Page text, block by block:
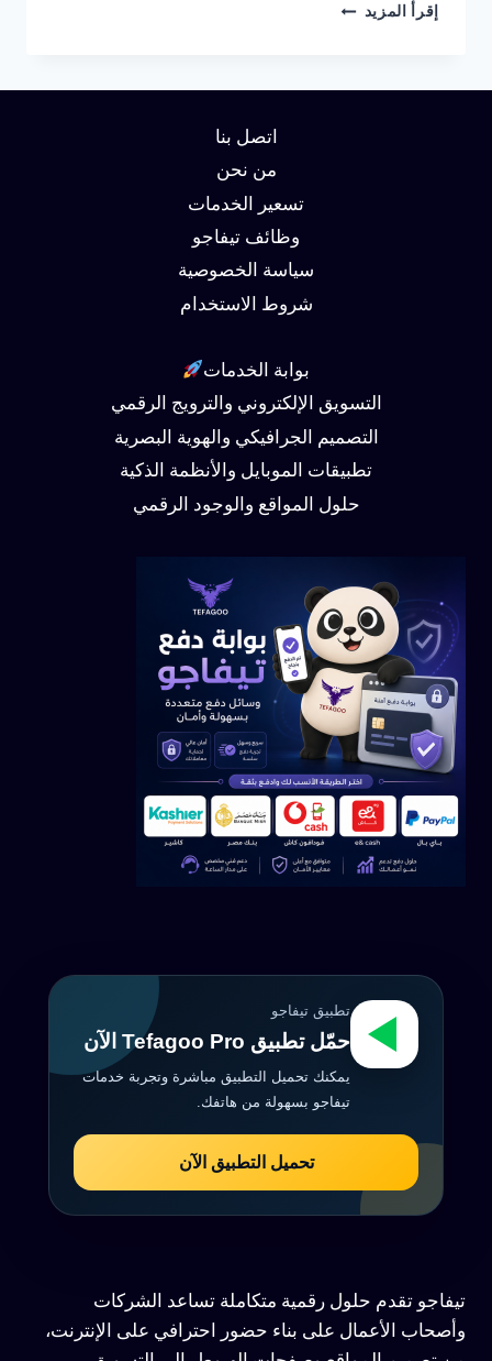
إقرأ المزيد شركة
اتصل بنا
من نحن
تسعير الخدمات
وظائف تيفاجو
سياسة الخصوصية
شروط الاستخدام
بوابة الخدمات
التسويق الإلكتروني والترويج الرقمي
التصميم الجرافيكي والهوية البصرية
تطبيقات الموبايل والأنظمة الذكية
حلول المواقع والوجود الرقمي
تطبيق تيفاجو
حمّل تطبيق Tefagoo Pro الآن
يمكنك تحميل التطبيق مباشرة وتجربة خدمات
تيفاجو بسهولة من هاتفك.
تحميل التطبيق الآن
تيفاجو تقدم حلول رقمية متكاملة تساعد الشركات
وأصحاب الأعمال على بناء حضور احترافي على الإنترنت،